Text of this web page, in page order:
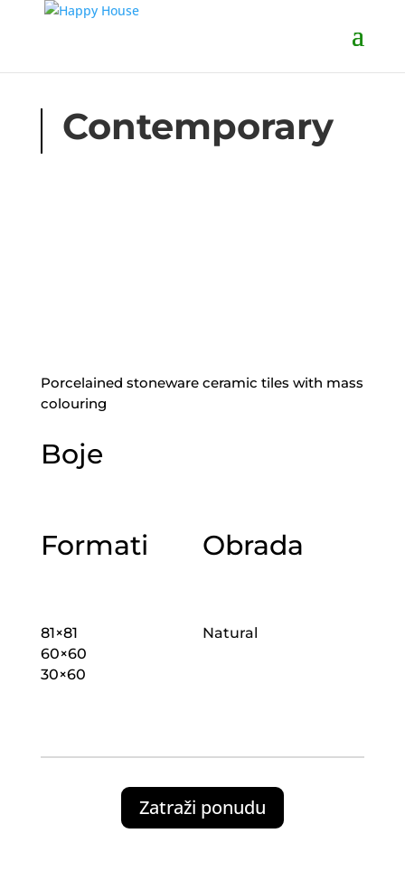
Contemporary
Porcelained stoneware ceramic tiles with mass
colouring
Boje
Formati Obrada
81×81
60×60
30×60
Natural
Zatraži ponudu